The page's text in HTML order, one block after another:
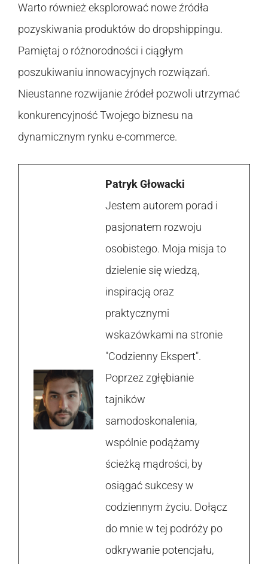
Warto również eksplorować nowe źródła
pozyskiwania produktów do dropshippingu.
Pamiętaj o różnorodności i ciągłym
poszukiwaniu innowacyjnych rozwiązań.
Nieustanne rozwijanie źródeł pozwoli utrzymać
konkurencyjność Twojego biznesu na
dynamicznym rynku e-commerce.
Patryk Głowacki
Jestem autorem porad i
pasjonatem rozwoju
osobistego. Moja misja to
dzielenie się wiedzą,
inspiracją oraz
praktycznymi
wskazówkami na stronie
"Codzienny Ekspert".
Poprzez zgłębianie
tajników
samodoskonalenia,
wspólnie podążamy
ścieżką mądrości, by
osiągać sukcesy w
codziennym życiu. Dołącz
do mnie w tej podróży po
odkrywanie potencjału,